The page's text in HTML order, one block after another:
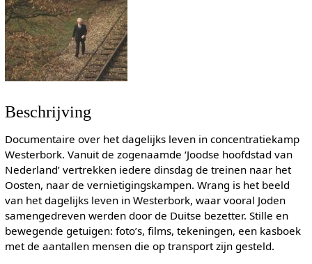
Beschrijving
Documentaire over het dagelijks leven in concentratiekamp
Westerbork. Vanuit de zogenaamde ‘Joodse hoofdstad van
Nederland’ vertrekken iedere dinsdag de treinen naar het
Oosten, naar de vernietigingskampen. Wrang is het beeld
van het dagelijks leven in Westerbork, waar vooral Joden
samengedreven werden door de Duitse bezetter. Stille en
bewegende getuigen: foto’s, films, tekeningen, een kasboek
met de aantallen mensen die op transport zijn gesteld.